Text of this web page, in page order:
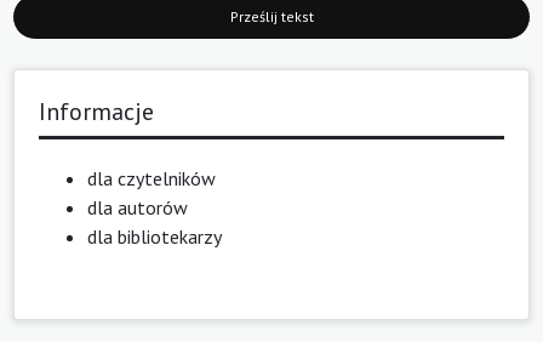
Prześlij tekst
Informacje
dla czytelników
dla autorów
dla bibliotekarzy